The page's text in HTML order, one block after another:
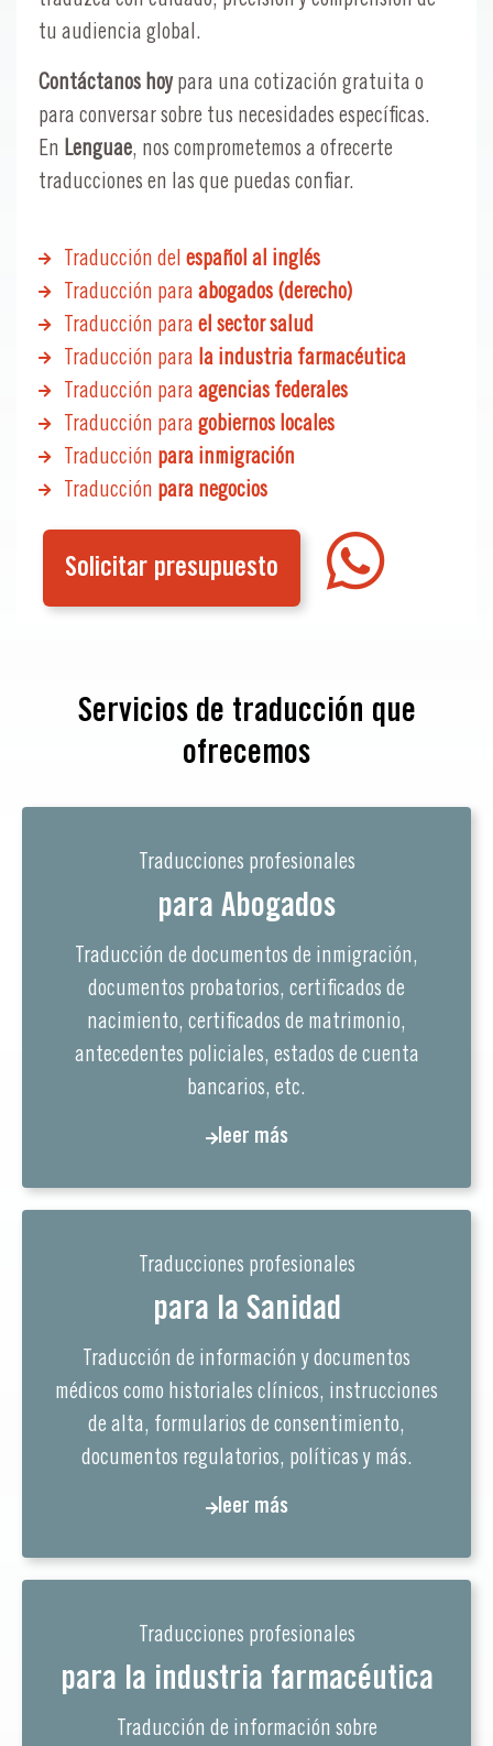
tu audiencia global.
Contáctanos hoypara una cotización gratuita o
para conversar sobre tus necesidades específicas.
En Lenguae, nos comprometemos a ofrecerte
traducciones en las que puedas confiar.
Traducción del español al inglés
Traducción para abogados (derecho)
Traducción para el sector salud
Traducción para la industria farmacéutica
Traducción para agencias federales
Traducción para gobiernos locales
Traducción para inmigración
Traducción para negocios
Solicitar presupuesto
Servicios de traducción que
ofrecemos
Traducciones profesionales
para Abogados
Traducción de documentos de inmigración,
documentos probatorios, certificados de
nacimiento, certificados de matrimonio,
antecedentes policiales, estados de cuenta
bancarios, etc.
leer más
Traducciones profesionales
para la Sanidad
Traducción de información y documentos
médicos como historiales clínicos, instrucciones
de alta, formularios de consentimiento,
documentos regulatorios, políticas y más.
leer más
Traducciones profesionales
para la industria farmacéutica
Traducción de información sobre